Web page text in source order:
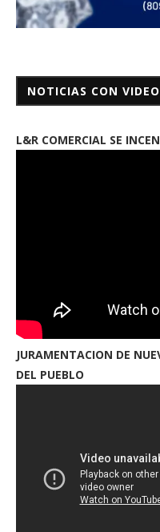
NOTICIAS CON VIDEO
L&R COMERCIAL SE
JURAMENTACION DE
DEL PUEBLO